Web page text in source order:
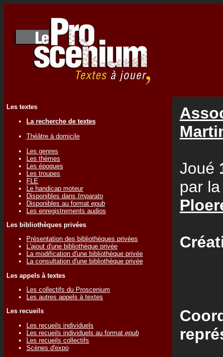
Les textes
La recherche de textes
Théâtre à domicile
Les genres
Les thèmes
Les époques
Les troupes
FLE
Le handicap moteur
Disponibles dans Imparato
Disponibles au format epub
Les enregistrements audios
Les bibliothèques privées
Présentation des bibliothèques privées
L'ajout d'une bibliothèque privée
La modification d'une bibliothèque privée
La consultation d'une bibliothèque privée
Les appels à textes
Les collectifs du Proscenium
Les autres appels à textes
Les recueils
Les recueils individuels
Les recueils individuels au format epub
Les recueils collectifs
Scènes d'expo
Joué
par